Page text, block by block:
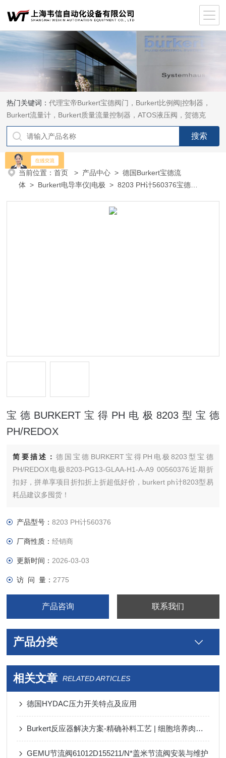
热门关键词：代理宝帝Burkert宝德阀门，Burkert比例阀|控制器，
Burkert流量计，Burkert质量流量控制器，ATOS液压阀，贺德克
HYDAC传感器，ASCO电磁阀，ASCO阀门，REXROTH力士乐阀
泵，安沃驰Aventics电磁阀|气缸，Samson萨姆森定位器
当前位置：首页 > 产品中心 >德国Burkert宝德流
体 > Burkert电导率仪|电极 > 8203 PH计560376宝德
宝德BURKERT宝得PH电极8203型宝德
PH/REDOX
简要描述：德国宝德BURKERT宝得PH电极8203型宝德
PH/REDOX电极8203-PG13-GLAA-H1-A-A9 00560376近期折
扣好，拼单享项目折扣折上折超低好价，burkert ph计8203型易
耗品建议多囤货！
宝德8203型PH传感器 560376参数如下：
产品型号：8203 PH计560376
厂商性质：经销商
更新时间： 2026-03-03
访 问 量： 2775
产品咨询 联系我们
产品分类
相关文章 RELATED ARTICLES
德国HYDAC压力开关特点及应用
Burkert反应器解决方案-精确补料工艺 | 细胞培养肉的“生长魔法”
GEMU节流阀61012D155211/N*盖米节流阀安装与维护